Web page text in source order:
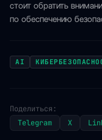
стоит обратить
по обеспечению
AI
Поделиться:
Telegram
X